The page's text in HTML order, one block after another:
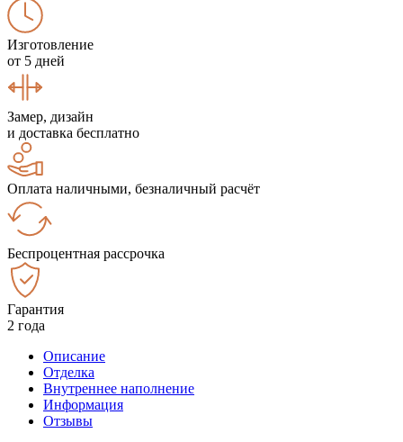
Изготовление
от 5 дней
Замер, дизайн
и доставка бесплатно
Оплата наличными, безналичный расчёт
Беспроцентная рассрочка
Гарантия
2 года
Описание
Отделка
Внутреннее наполнение
Информация
Отзывы